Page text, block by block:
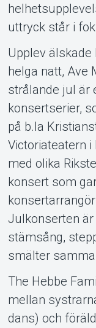
uttryck står i
Upplev älskade
helga natt, Ave
strålande jul är
konsertserier,
på b.la
Victoriateatern
med olika
konsert som
Julkonserten
stämsång,
smälter
The Hebbe
mellan
dans) och